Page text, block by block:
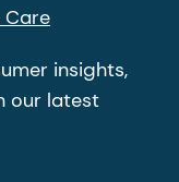
Care
insights,
our latest